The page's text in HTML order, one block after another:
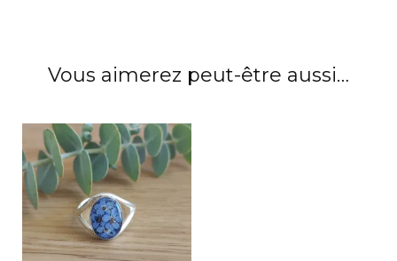
Vous aimerez peut-être aussi…